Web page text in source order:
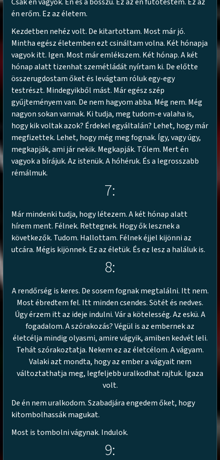
én erőm. Ez az életem.
Kezdetben nehéz volt. De kitartottam. Most már jó.
Mintha egész életemben ezt csináltam volna. Két hónapja
vagyok itt. Igen. Most már emlékszem. Két hónap. A két
hónap alatt tizenhat szemétládát nyírtam ki. De előtte
összerugdostam őket és levágtam róluk egy-egy
testrészt. Mindegyikből mást. Már egész szép
gyűjteményem van. De nem hagyom abba. Még nem. Még
nagyon sokan vannak. Ki tudja, meg tudom-e valaha is,
hogy kik voltak azok? Érdekel egyáltalán? Lehet, hogy már
megfizettek. Lehet, hogy még meg fognak. Így, vagy úgy,
megkapják, ami jár nekik. Megkapják. Tőlem. Mert én
vagyok a bírájuk. Az istenük. A hóhéruk. És a legrosszabb
rémálmuk.
7:
Már mindenki tudja, hogy létezem. A két hónap alatt
hírem ment. Félnek. Rettegnek. Hogy ők lesznek a
következők. Tudom. Hallottam. Félnek éjjel kijönni az
utcára. Mégis kijönnek. Ez az életük. És ez lesz a haláluk is.
8:
A rendőrség is keres. De sosem fognak megtalálni. Itt nem.
Most ébredtem fel. Itt minden csendes. Sötét és nedves.
Úgy érzem itt az ideje indulni. Vár a kötelesség. Az eskü. A
fogadalom. A szórakozás? Végül is az embernek az
életcélja mindig olyasmi, amire vágyik, amiben kedvét leli.
Tehát szórakoztatja. Nekem ez az életcélom. A vágyam.
Valaki azt mondta, hogy az ember a vágyait nem
változtathatja meg, legfeljebb uralkodhat rajtuk. Igaza
volt.
De én nem uralkodom. Szabadjára engedem őket, hogy
kitombolhassák magukat.
Most is tombolni vágynak. Indulok.
9: